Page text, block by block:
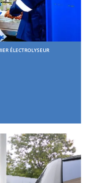
ÉLECTROLYSEUR